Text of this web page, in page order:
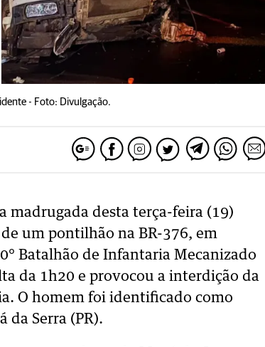
- Foto: Divulgação.
madrugada desta terça-feira (19)
um pontilhão na BR-376, em
Batalhão de Infantaria Mecanizado
da 1h20 e provocou a interdição da
O homem foi identificado como
da Serra (PR).